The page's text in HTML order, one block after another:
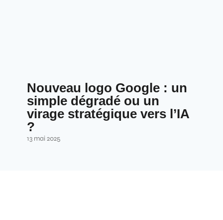
Nouveau logo Google : un
simple dégradé ou un
virage stratégique vers l’IA
?
13 mai 2025